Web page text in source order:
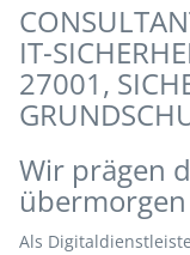
IT-
27001,
Wir prägen
übermorgen
Als